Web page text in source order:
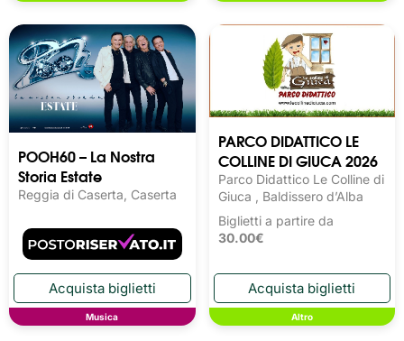
POOH60 – La Nostra
Storia Estate
Reggia di Caserta, Caserta
Musica
PARCO DIDATTICO LE
COLLINE DI GIUCA 2026
Parco Didattico Le Colline di
Giuca , Baldissero d’Alba
Biglietti a partire da
30.00€
Altro